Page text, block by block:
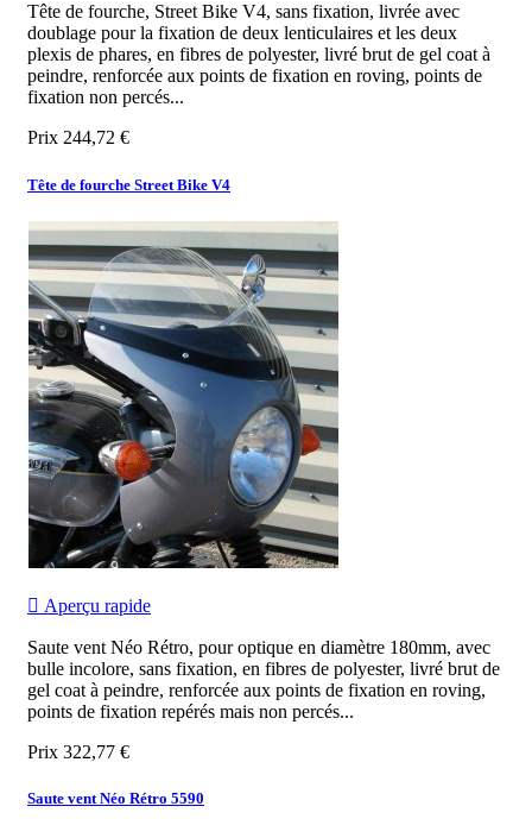
Tête de fourche, Street Bike V4, sans fixation, livrée avec
doublage pour la fixation de deux lenticulaires et les deux
plexis de phares, en fibres de polyester, livré brut de gel coat à
peindre, renforcée aux points de fixation en roving, points de
fixation non percés...
Prix 244,72 €
Tête de fourche Street Bike V4
 Aperçu rapide
Saute vent Néo Rétro, pour optique en diamètre 180mm, avec
bulle incolore, sans fixation, en fibres de polyester, livré brut de
gel coat à peindre, renforcée aux points de fixation en roving,
points de fixation repérés mais non percés...
Prix 322,77 €
Saute vent Néo Rétro 5590